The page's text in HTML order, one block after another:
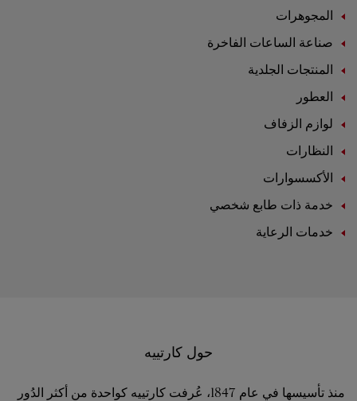
المجوهرات
صناعة الساعات الفاخرة
المنتجات الجلدية
العطور
لوازم الزفاف
النظارات
الأكسسوارات
خدمة ذات طابع شخصي
خدمات الرعاية
حول كارتييه
منذ تأسيسها في عام 1847، عُرفت كارتييه كواحدة من أكثر الدُور